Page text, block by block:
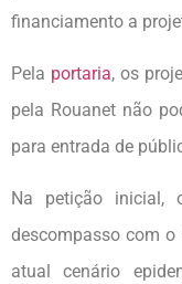
financiamento a
Pela portaria, os
pela Rouanet não
para entrada de
Na petição inicial,
descompasso com
atual cenário